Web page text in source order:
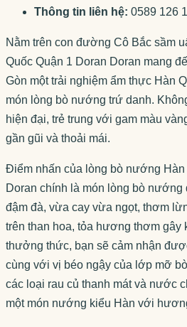
Thông tin liên hệ: 0589 126
Nằm trên con đường Cô Bắc sầm
Quốc Quận 1 Doran Doran mang
Gòn một trải nghiệm ẩm thực Hàn
món lòng bò nướng trứ danh.
hiện đại, trẻ trung với gam màu
gần gũi và thoải mái.
Điểm nhấn của lòng bò nướng Hàn
Doran chính là món lòng bò
đậm đà, vừa cay vừa ngọt, thơm
trên than hoa, tỏa hương thơm gây
thưởng thức, bạn sẽ cảm nhận
cùng với vị béo ngậy của lớp mỡ
các loại rau củ thanh mát và nước
một món nướng kiểu Hàn với